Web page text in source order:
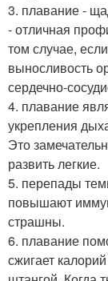
3. плавание -
- отличная
том случае,
выносливость
сердечно-
4. плавание
укрепления
Это
развить легкие.
5. перепады
повышают
страшны.
6. плавание
сжигает